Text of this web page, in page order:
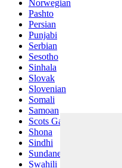
Norwegian
Pashto
Persian
Punjabi
Serbian
Sesotho
Sinhala
Slovak
Slovenian
Somali
Samoan
Scots Gaelic
Shona
Sindhi
Sundanese
Swahili